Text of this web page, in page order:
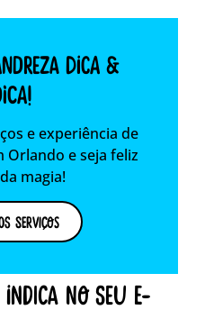
dica &
e experiência de
Orlando e seja feliz
magia!
Serviços
no seu e-